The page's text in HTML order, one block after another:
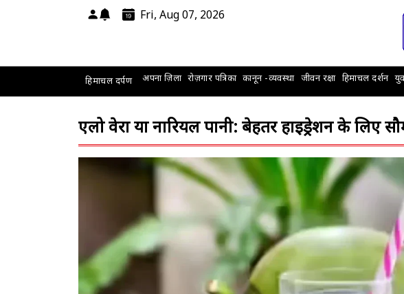
Fri, Aug 07, 2026
हिमाचल दर्पण अपना ज़िला रोज़गार पत्रिका कानून -व्यवस्था जीवन रक्षा हिमाचल दर्शन
एलो वेरा या नारियल पानी: बेहतर हाइड्रेशन के लिए